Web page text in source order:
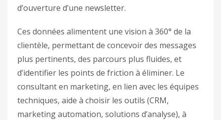
d’ouverture d’une newsletter.
Ces données alimentent une vision à 360° de la
clientèle, permettant de concevoir des messages
plus pertinents, des parcours plus fluides, et
d’identifier les points de friction à éliminer. Le
consultant en marketing, en lien avec les équipes
techniques, aide à choisir les outils (CRM,
marketing automation, solutions d’analyse), à